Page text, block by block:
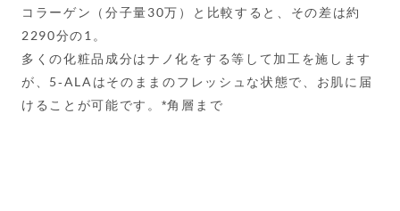
コラーゲン（分子量30万）と比較すると、その差は約
2290分の1。
多くの化粧品成分はナノ化をする等して加工を施します
が、5-ALAはそのままのフレッシュな状態で、お肌に届
けることが可能です。 *角層まで